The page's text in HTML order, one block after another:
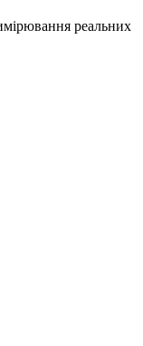
реальних